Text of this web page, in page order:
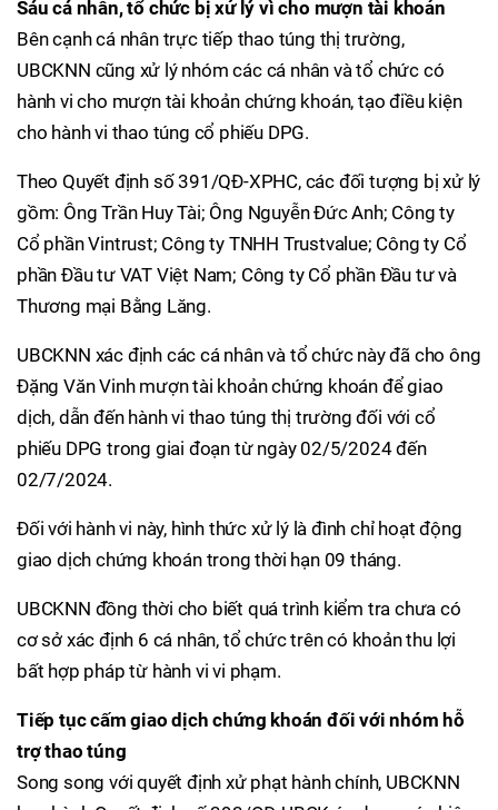
Sáu cá nhân, tổ chức bị xử lý vì cho mượn tài khoản
Bên cạnh cá nhân trực tiếp thao túng thị trường,
UBCKNN cũng xử lý nhóm các cá nhân và tổ chức có
hành vi cho mượn tài khoản chứng khoán, tạo điều kiện
cho hành vi thao túng cổ phiếu DPG.
Theo Quyết định số 391/QĐ-XPHC, các đối tượng bị xử lý
gồm: Ông Trần Huy Tài; Ông Nguyễn Đức Anh; Công ty
Cổ phần Vintrust; Công ty TNHH Trustvalue; Công ty Cổ
phần Đầu tư VAT Việt Nam; Công ty Cổ phần Đầu tư và
Thương mại Bằng Lăng.
UBCKNN xác định các cá nhân và tổ chức này đã cho ông
Đặng Văn Vinh mượn tài khoản chứng khoán để giao
dịch, dẫn đến hành vi thao túng thị trường đối với cổ
phiếu DPG trong giai đoạn từ ngày 02/5/2024 đến
02/7/2024.
Đối với hành vi này, hình thức xử lý là đình chỉ hoạt động
giao dịch chứng khoán trong thời hạn 09 tháng.
UBCKNN đồng thời cho biết quá trình kiểm tra chưa có
cơ sở xác định 6 cá nhân, tổ chức trên có khoản thu lợi
bất hợp pháp từ hành vi vi phạm.
Tiếp tục cấm giao dịch chứng khoán đối với nhóm hỗ
trợ thao túng
Song song với quyết định xử phạt hành chính, UBCKNN